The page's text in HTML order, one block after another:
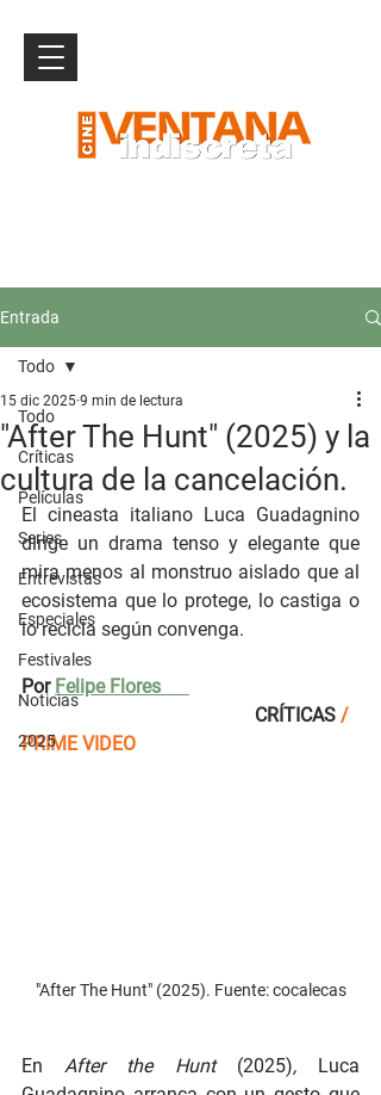
Entrada
Todo
Críticas
Películas
Series
Entrevistas
Especiales
Festivales
Noticias
2025
Todo
"After The Hunt" (2025) y la
cultura de la cancelación.
15 dic 2025 9 min de lectura
El cineasta italiano Luca Guadagnino
dirige un drama tenso y elegante que
mira menos al monstruo aislado que al
ecosistema que lo protege, lo castiga o
lo recicla según convenga.
Por Felipe Flores
CRÍTICAS /
PRIME VIDEO
"After The Hunt" (2025). Fuente: cocalecas
En After the Hunt (2025), Luca